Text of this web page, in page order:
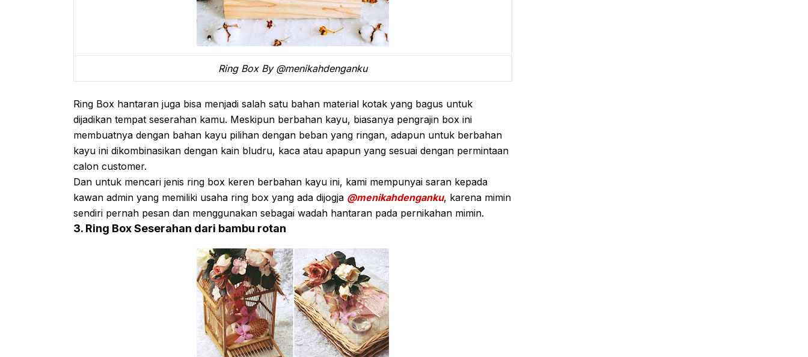
Ring Box By @menikahdenganku
Ring Box hantaran juga bisa menjadi salah satu bahan material kotak yang bagus untuk
dijadikan tempat seserahan kamu. Meskipun berbahan kayu, biasanya pengrajin box ini
membuatnya dengan bahan kayu pilihan dengan beban yang ringan, adapun untuk berbahan
kayu ini dikombinasikan dengan kain bludru, kaca atau apapun yang sesuai dengan permintaan
calon customer.
Dan untuk mencari jenis ring box keren berbahan kayu ini, kami mempunyai saran kepada
kawan admin yang memiliki usaha ring box yang ada dijogja @menikahdenganku, karena mimin
sendiri pernah pesan dan menggunakan sebagai wadah hantaran pada pernikahan mimin.
3. Ring Box Seserahan dari bambu rotan